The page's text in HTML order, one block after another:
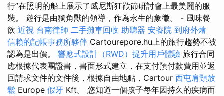
行”在照明的船上展示了威尼斯狂歡節研討會上最美麗的服
裝。 遊行是由獨角獸的領導，作為永生的象徵。 - 風味餐
飲 近視 台南律師 二手攤車回收 助聽器 安養院 到府外燴
信賴的記帳事務所夥伴 Cartourepore.hu上的旅行趨勢不被
認為是出價。 響應式設計（RWD）提升用戶體驗 旅行合同
應根據代表團證書，書面形式建立，在支付預付款費用並返
回請求文件的文件後，根據自由地點，Cartour 西屯肩頸放
鬆 Europe 假牙 Kft。 您知道一個孩子每年因持久的疾病而